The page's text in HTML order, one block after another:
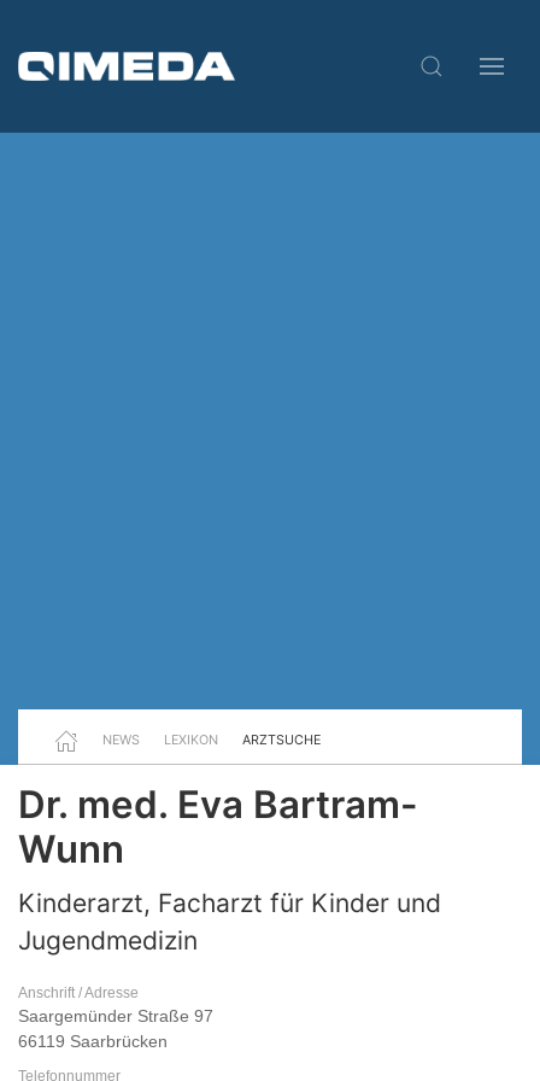
NEWS LEXIKON ARZTSUCHE
Dr. med. Eva Bartram-
Wunn
Kinderarzt, Facharzt für Kinder und
Jugendmedizin
Anschrift / Adresse
Saargemünder Straße 97
66119 Saarbrücken
Telefonnummer